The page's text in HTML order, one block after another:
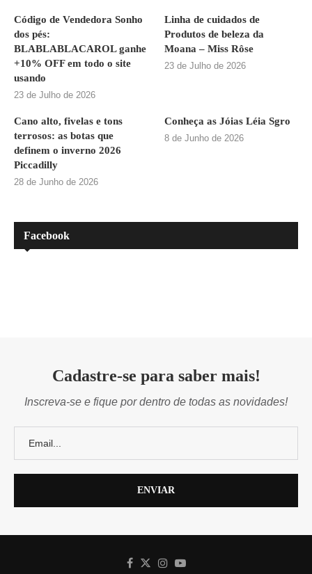
Código de Vendedora Sonho
dos pés:
BLABLABLACAROL ganhe
+10% OFF em todo o site
usando
23 de Julho de 2026
Linha de cuidados de
Produtos de beleza da
Moana – Miss Rôse
23 de Julho de 2026
Cano alto, fivelas e tons
terrosos: as botas que
definem o inverno 2026
Piccadilly
28 de Junho de 2026
Conheça as Jóias Léia Sgro
8 de Junho de 2026
Facebook
Cadastre-se para saber mais!
Inscreva-se e fique por dentro de todas as novidades!